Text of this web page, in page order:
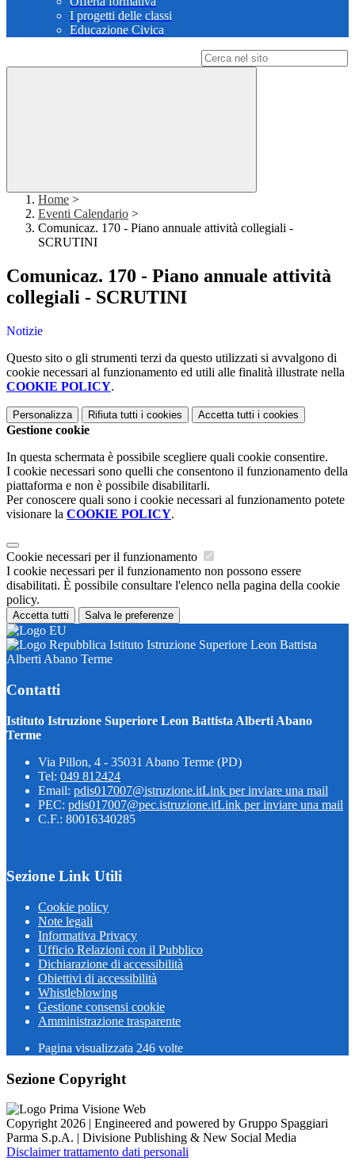
I progetti delle classi
Educazione Civica
Home >
Eventi Calendario >
Comunicaz. 170 - Piano annuale attività collegiali -
SCRUTINI
Comunicaz. 170 - Piano annuale attività
collegiali - SCRUTINI
Notizie
Questo sito o gli strumenti terzi da questo utilizzati si avvalgono di
cookie necessari al funzionamento ed utili alle finalità illustrate nella
COOKIE POLICY.
Personalizza Rifiuta tutti i cookies Accetta tutti i cookies
Gestione cookie
In questa schermata è possibile scegliere quali cookie consentire.
I cookie necessari sono quelli che consentono il funzionamento della
piattaforma e non è possibile disabilitarli.
Per conoscere quali sono i cookie necessari al funzionamento potete
visionare la COOKIE POLICY.
Cookie necessari per il funzionamento
I cookie necessari per il funzionamento non possono essere
disabilitati. È possibile consultare l'elenco nella pagina della cookie
policy.
Accetta tutti Salva le preferenze
Istituto Istruzione Superiore Leon Battista
Alberti Abano Terme
Contatti
Istituto Istruzione Superiore Leon Battista Alberti Abano
Terme
Via Pillon, 4 - 35031 Abano Terme (PD)
Tel: 049 812424
Email: pdis017007@istruzione.itLink per inviare una mail
PEC: pdis017007@pec.istruzione.itLink per inviare una mail
C.F.: 80016340285
Sezione Link Utili
Cookie policy
Note legali
Informativa Privacy
Ufficio Relazioni con il Pubblico
Dichiarazione di accessibilità
Obiettivi di accessibilità
Whistleblowing
Gestione consensi cookie
Amministrazione trasparente
Pagina visualizzata 246 volte
Sezione Copyright
Copyright 2026 | Engineered and powered by Gruppo Spaggiari
Parma S.p.A. | Divisione Publishing & New Social Media
Disclaimer trattamento dati personali